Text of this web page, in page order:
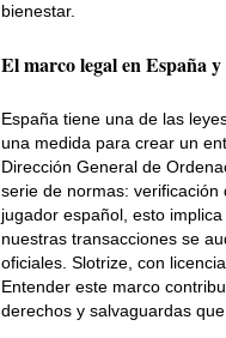
bienestar.
El marco legal en España
España tiene una de las
una medida para crear un
Dirección General de
serie de normas:
jugador español, esto
nuestras transacciones se
oficiales. Slotrize, con
Entender este marco
derechos y salvaguardas